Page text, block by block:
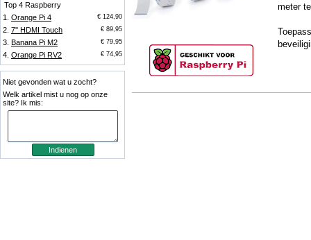
Top 4 Raspberry
1. Orange Pi 4 € 124,90
2. 7'' HDMI Touch € 89,95
3. Banana Pi M2 € 79,95
4. Orange Pi RV2 € 74,95
Niet gevonden wat u zocht?
Welk artikel mist u nog op onze
site? Ik mis:
meter